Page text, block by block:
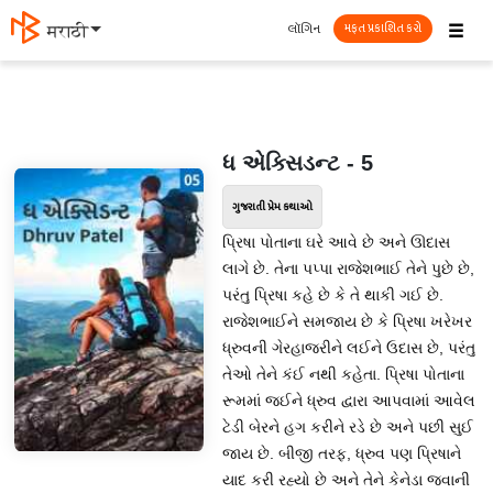
मराठी ☰
લૉગિન મફત પ્રકાશિત કરો
ધ એક્સિડન્ટ - 5
ગુજરાતી પ્રેમ કથાઓ
પ્રિષા પોતાના ઘરે આવે છે અને ઊદાસ
લાગે છે. તેના પપ્પા રાજેશભાઈ તેને પુછે છે,
પરંતુ પ્રિષા કહે છે કે તે થાકી ગઈ છે.
રાજેશભાઈને સમજાય છે કે પ્રિષા ખરેખર
ધ્રુવની ગેરહાજરીને લઈને ઉદાસ છે, પરંતુ
તેઓ તેને કંઈ નથી કહેતા. પ્રિષા પોતાના
રૂમમાં જઈને ધ્રુવ દ્વારા આપવામાં આવેલ
ટેડી બેરને હગ કરીને રડે છે અને પછી સુઈ
જાય છે. બીજી તરફ, ધ્રુવ પણ પ્રિષાને
યાદ કરી રહ્યો છે અને તેને કેનેડા જવાની